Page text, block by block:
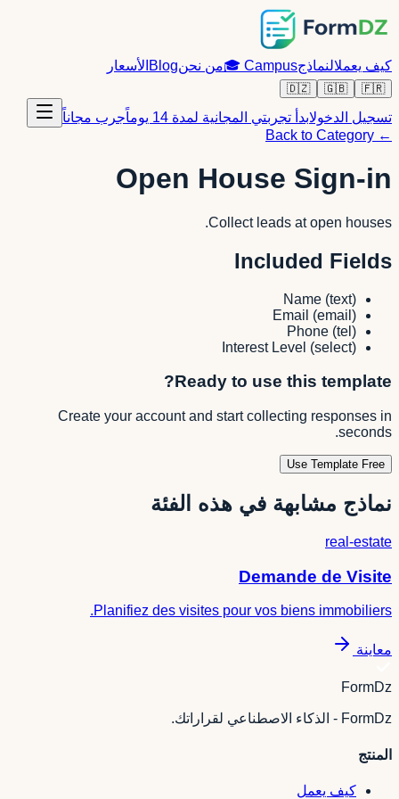
كيف يعملالنماذجCampus
🎓من نحنBlog الأسعار
🇫🇷
🇬🇧
🇩🇿
تسجيل الدخولابدأ تجربتي المجانية لمدة 14 يوماً
جرب مجاناً
← Back to Category
Open House Sign-in
Collect leads at open houses.
Included Fields
Name (text)
Email (email )
Phone (tel )
Interest Level (select)
Ready to use this template?
Create your account and start collecting responses in
seconds.
Use Template Free
نماذج مشابهة في هذه الفئة
real-estate
Demande de Visite
Planifiez des visites pour vos biens immobiliers.
معاينة
FormDz
FormDz - الذكاء الاصطناعي لقراراتك.
المنتج
كيف يعمل